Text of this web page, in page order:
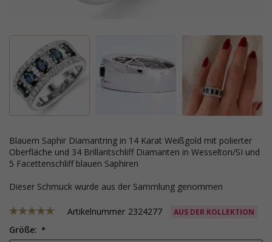
blauem Saphir Diamantring in 14 Karat Weißgold mit polierter
Oberfläche und 34 Brillantschliff Diamanten in Wesselton/SI und
5 Facettenschliff blauen Saphiren
Dieser Schmuck wurde aus der Sammlung genommen
Artikelnummer 2324277 AUS DER KOLLEKTION
Größe: